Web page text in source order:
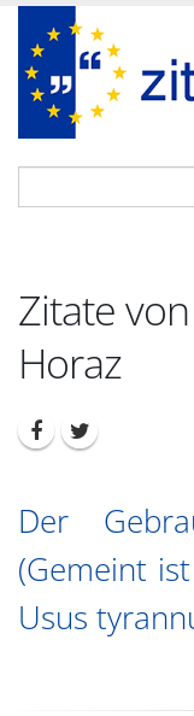
Zitate
Horaz
Der
(Gemeint
Usus